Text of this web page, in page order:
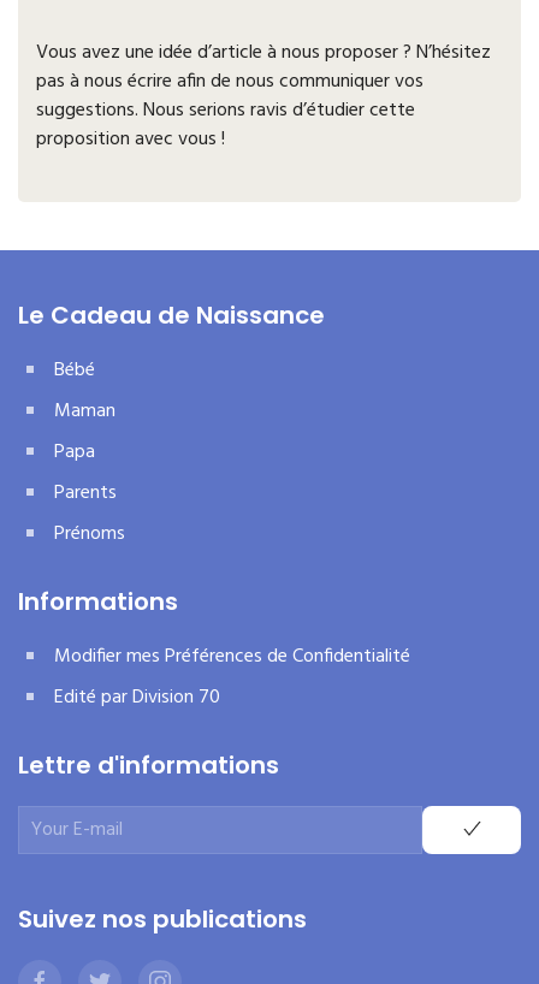
Vous avez une idée d’article à nous proposer ? N’hésitez
pas à nous écrire afin de nous communiquer vos
suggestions. Nous serions ravis d’étudier cette
proposition avec vous !
Le Cadeau de Naissance
Bébé
Maman
Papa
Parents
Prénoms
Informations
Modifier mes Préférences de Confidentialité
Edité par Division 70
Lettre d'informations
Suivez nos publications